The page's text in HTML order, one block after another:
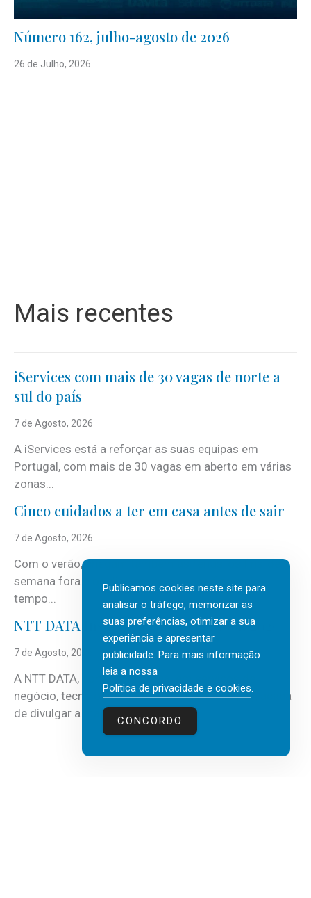
Número 162, julho-agosto de 2026
26 de Julho, 2026
Mais recentes
iServices com mais de 30 vagas de norte a
sul do país
7 de Agosto, 2026
A iServices está a reforçar as suas equipas em
Portugal, com mais de 30 vagas em aberto em várias
zonas...
Cinco cuidados a ter em casa antes de sair
7 de Agosto, 2026
Com o verão, chegam também as férias, os fins-de-
semana fora e os dias em que a casa fica mais
tempo...
NTT DATA Insurtech Global Outlook 2026
7 de Agosto, 2026
A NTT DATA, consultora global em serviços de
negócio, tecnologia e inteligência artificial (IA), acaba
de divulgar a mais recente...
Publicamos cookies neste site para
analisar o tráfego, memorizar as
suas preferências, otimizar a sua
experiência e apresentar
publicidade. Para mais informação
leia a nossa
Política de privacidade e cookies.
CONCORDO